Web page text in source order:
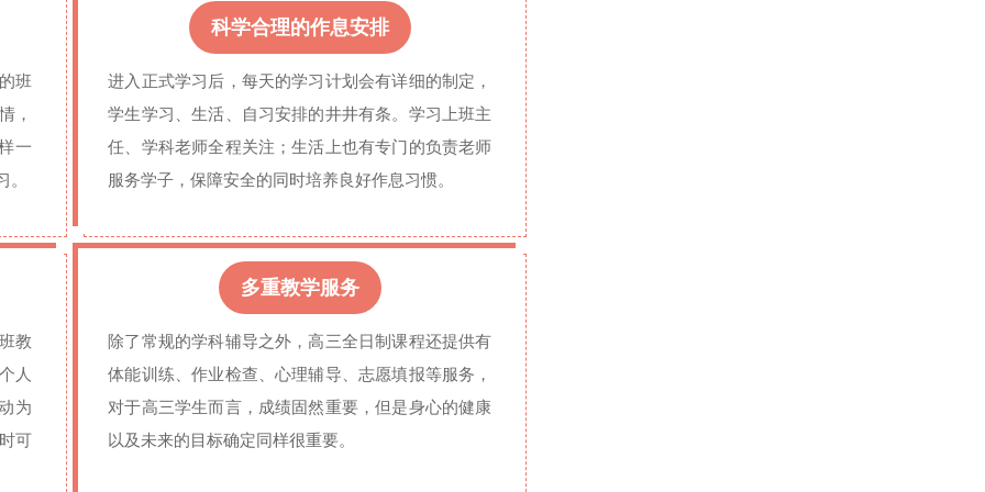
班
，
一
科学合理的作息安排
进入正式学习后，每天的学习计划会有详细的制定，
学生学习、生活、自习安排的井井有条。学习上班主
任、学科老师全程关注；生活上也有专门的负责老师
服务学子，保障安全的同时培养良好作息习惯。
教
人
为
可
多重教学服务
除了常规的学科辅导之外，高三全日制课程还提供有
体能训练、作业检查、心理辅导、志愿填报等服务，
对于高三学生而言，成绩固然重要，但是身心的健康
以及未来的目标确定同样很重要。